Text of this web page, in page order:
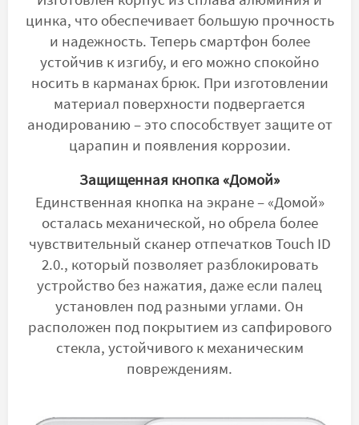
цинка, что обеспечивает большую прочность
и надежность. Теперь смартфон более
устойчив к изгибу, и его можно спокойно
носить в карманах брюк. При изготовлении
материал поверхности подвергается
анодированию – это способствует защите от
царапин и появления коррозии.
Защищенная кнопка «Домой»
Единственная кнопка на экране – «Домой»
осталась механической, но обрела более
чувствительный сканер отпечатков Touch ID
2.0., который позволяет разблокировать
устройство без нажатия, даже если палец
установлен под разными углами. Он
расположен под покрытием из сапфирового
стекла, устойчивого к механическим
повреждениям.